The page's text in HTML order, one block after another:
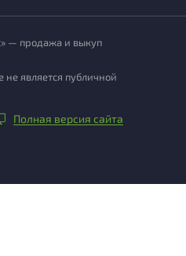
— продажа и выкуп
является публичной
Полная версия сайта